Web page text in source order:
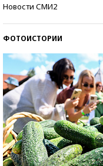
Новости СМИ2
ФОТОИСТОРИИ